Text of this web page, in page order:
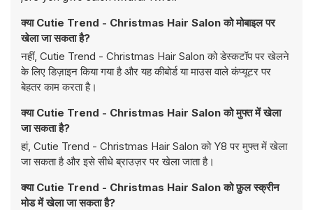
क्या Cutie Trend - Christmas Hair Salon को मोबाइल पर
खेला जा सकता है?
नहीं, Cutie Trend - Christmas Hair Salon को डेस्कटॉप पर खेलने
के लिए डिज़ाइन किया गया है और यह कीबोर्ड या माउस वाले कंप्यूटर पर
बेहतर काम करता है।
क्या Cutie Trend - Christmas Hair Salon को मुफ्त में खेला
जा सकता है?
हां, Cutie Trend - Christmas Hair Salon को Y8 पर मुफ्त में खेला
जा सकता है और इसे सीधे ब्राउज़र पर खेला जाता है।
क्या Cutie Trend - Christmas Hair Salon को फ़ुल स्क्रीन
मोड में खेला जा सकता है?